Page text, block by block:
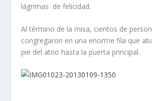
lágrimas de felicidad.
Al término de la misa, cientos de
congregaron en una enorme fila que
pie del atrio hasta la puerta principal.